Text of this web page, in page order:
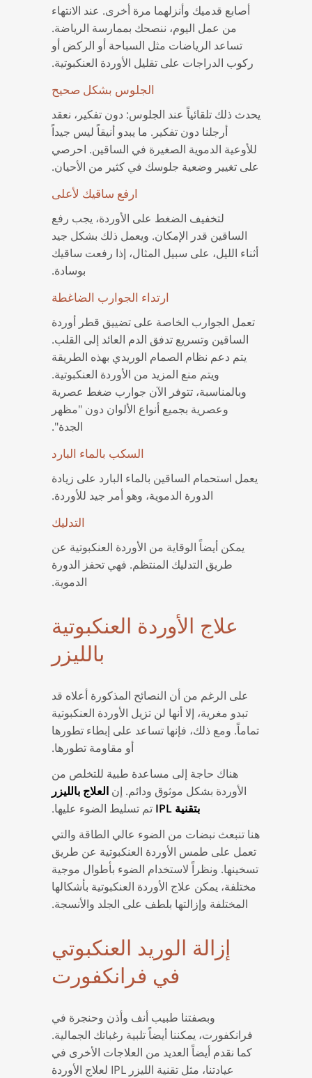
أصابع قدميك وأنزلهما مرة أخرى. عند الانتهاء
من عمل اليوم، ننصحك بممارسة الرياضة.
تساعد الرياضات مثل السباحة أو الركض أو
ركوب الدراجات على تقليل الأوردة العنكبوتية.
الجلوس بشكل صحيح
يحدث ذلك تلقائياً عند الجلوس: دون تفكير، نعقد
أرجلنا دون تفكير. ما يبدو أنيقاً ليس جيداً
للأوعية الدموية الصغيرة في الساقين. احرصي
على تغيير وضعية جلوسك في كثير من الأحيان.
ارفع ساقيك لأعلى
لتخفيف الضغط على الأوردة، يجب رفع
الساقين قدر الإمكان. ويعمل ذلك بشكل جيد
أثناء الليل، على سبيل المثال، إذا رفعت ساقيك
بوسادة.
ارتداء الجوارب الضاغطة
تعمل الجوارب الخاصة على تضييق قطر أوردة
الساقين وتسريع تدفق الدم العائد إلى القلب.
يتم دعم نظام الصمام الوريدي بهذه الطريقة
ويتم منع المزيد من الأوردة العنكبوتية.
وبالمناسبة، تتوفر الآن جوارب ضغط عصرية
وعصرية بجميع أنواع الألوان دون "مظهر
الجدة".
السكب بالماء البارد
يعمل استحمام الساقين بالماء البارد على زيادة
الدورة الدموية، وهو أمر جيد للأوردة.
التدليك
يمكن أيضاً الوقاية من الأوردة العنكبوتية عن
طريق التدليك المنتظم. فهي تحفز الدورة
الدموية.
علاج الأوردة العنكبوتية
بالليزر
على الرغم من أن النصائح المذكورة أعلاه قد
تبدو مغرية، إلا أنها لن تزيل الأوردة العنكبوتية
تماماً. ومع ذلك، فإنها تساعد على إبطاء تطورها
أو مقاومة تطورها.
هناك حاجة إلى مساعدة طبية للتخلص من
الأوردة بشكل موثوق ودائم. إن العلاج بالليزر
بتقنية IPL
تم تسليط الضوء عليها.
هنا تنبعث نبضات من الضوء عالي الطاقة والتي
تعمل على طمس الأوردة العنكبوتية عن طريق
تسخينها. ونظراً لاستخدام الضوء بأطوال موجية
مختلفة، يمكن علاج الأوردة العنكبوتية بأشكالها
المختلفة وإزالتها بلطف على الجلد والأنسجة.
إزالة الوريد العنكبوتي
في فرانكفورت
وبصفتنا طبيب أنف وأذن وحنجرة في
فرانكفورت، يمكننا أيضاً تلبية رغباتك الجمالية.
كما نقدم أيضاً العديد من العلاجات الأخرى في
عيادتنا، مثل تقنية الليزر IPL لعلاج الأوردة